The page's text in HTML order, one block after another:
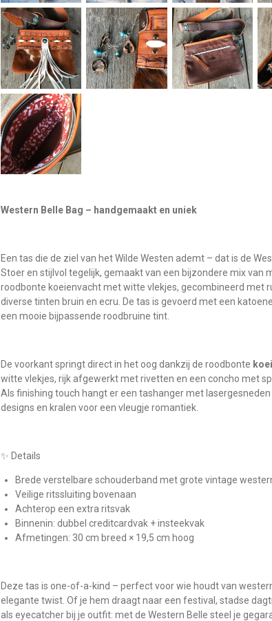
Western Belle Bag – handgemaakt en uniek
Een tas die de ziel van het Wilde Westen ademt – dat is de
Stoer en stijlvol tegelijk, gemaakt van een bijzondere mix van
roodbonte koeienvacht met witte vlekjes, gecombineerd met
diverse tinten bruin en ecru. De tas is gevoerd met een
een mooie bijpassende roodbruine tint.
De voorkant springt direct in het oog dankzij de roodbonte
witte vlekjes, rijk afgewerkt met rivetten en een concho met
Als finishing touch hangt er een tashanger met lasergesneden
designs en kralen voor een vleugje romantiek.
✨ Details
Brede verstelbare schouderband met grote vintage
Veilige ritssluiting bovenaan
Achterop een extra ritsvak
Binnenin: dubbel creditcardvak + insteekvak
Afmetingen: 30 cm breed × 19,5 cm hoog
Deze tas is one-of-a-kind – perfect voor wie houdt van
elegante twist. Of je hem draagt naar een festival, stadse
als eyecatcher bij je outfit: met de Western Belle steel je